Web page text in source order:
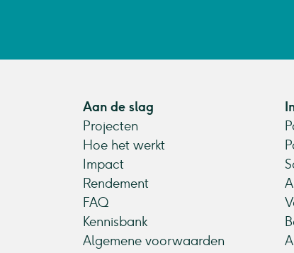
Aan de slag
Projecten
Hoe het werkt
Impact
Rendement
FAQ
Kennisbank
Algemene voorwaarden